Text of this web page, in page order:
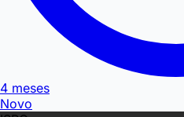
4 meses
Novo